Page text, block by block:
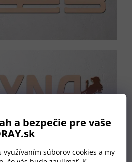
a bezpečie pre vaše
súborov cookies a my